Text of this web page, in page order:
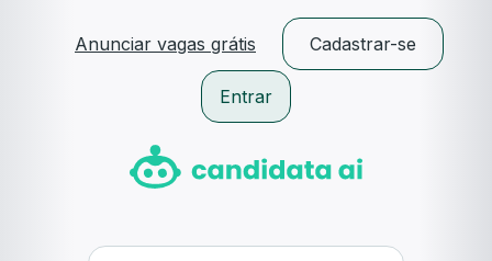
Anunciar vagas grátis Cadastrar-se
Entrar